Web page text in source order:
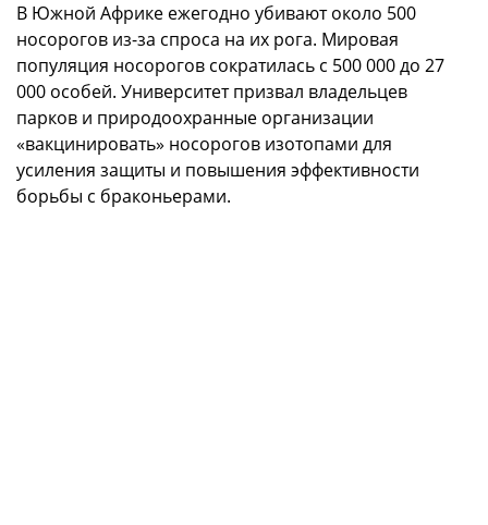
В Южной Африке ежегодно убивают около 500
носорогов из-за спроса на их рога. Мировая
популяция носорогов сократилась с 500 000 до 27
000 особей. Университет призвал владельцев
парков и природоохранные организации
«вакцинировать» носорогов изотопами для
усиления защиты и повышения эффективности
борьбы с браконьерами.